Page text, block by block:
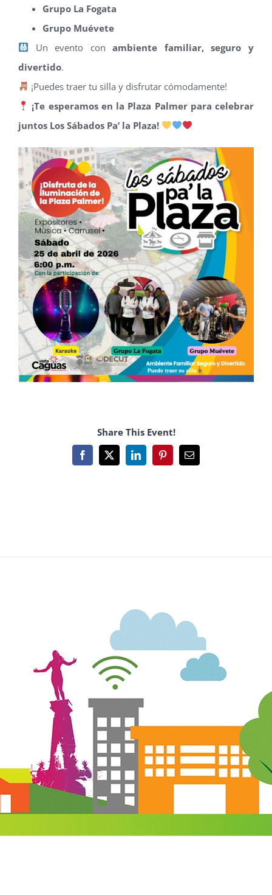
Grupo La Fogata
Grupo Muévete
Un evento conambiente familiar, seguro y
divertido.
¡Puedes traer tu silla y disfrutar cómodamente!
¡Te esperamos en la Plaza Palmer para celebrar
juntos Los Sábados Pa’ la Plaza!
Share This Event!
Facebook
X LinkedInPinterestEmail